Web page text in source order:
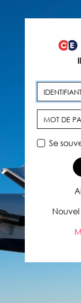
Identifiant
Se